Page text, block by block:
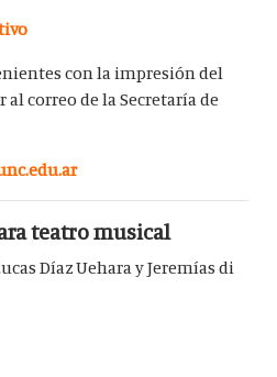
con la impresión del
correo de la Secretaría de
teatro musical
Díaz Uehara y Jeremías di